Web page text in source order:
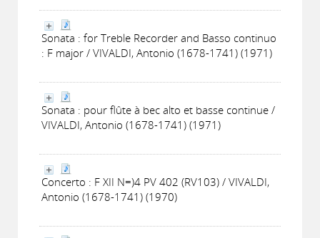
Sonata : for Treble Recorder and Basso continuo
: F major / VIVALDI, Antonio (1678-1741) (1971)
Sonata : pour flûte à bec alto et basse continue /
VIVALDI, Antonio (1678-1741) (1971)
Concerto : F XII N=)4 PV 402 (RV103) / VIVALDI,
Antonio (1678-1741) (1970)